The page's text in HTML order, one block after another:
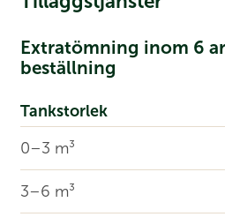
Extratömning inom 6
beställning
Tankstorlek
0–3 m³
3–6 m³